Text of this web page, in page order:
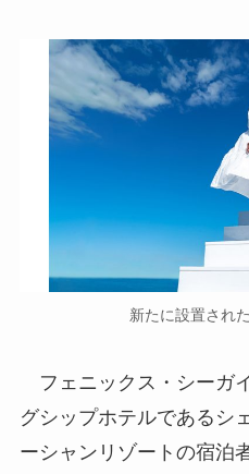
新たに設置され
フェニックス・シーガ
グシップホテルであるシ
ーシャンリゾートの宿泊